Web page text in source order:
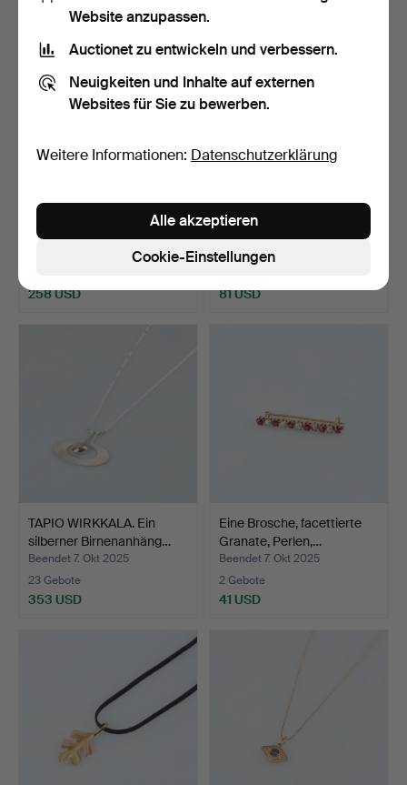
DIAMANTANHÄNGER
UND KED, Weißgold.
Beendet 28. Okt 2025
258 USD
Ein Satz von drei Broschen
aus Silber, Qua…
Beendet 13. Okt 2025
81 USD
TAPIO WIRKKALA. Ein
silberner Birnenanhäng…
Beendet 7. Okt 2025
23 Gebote
353 USD
Eine Brosche, facettierte
Granate, Perlen,…
Beendet 7. Okt 2025
2 Gebote
41 USD
Website anzupassen.
Auctionet zu entwickeln und verbessern.
Neuigkeiten und Inhalte auf externen
Websites für Sie zu bewerben.
Weitere Informationen: Datenschutzerklärung
Cookie-Einstellungen
Alle akzeptieren